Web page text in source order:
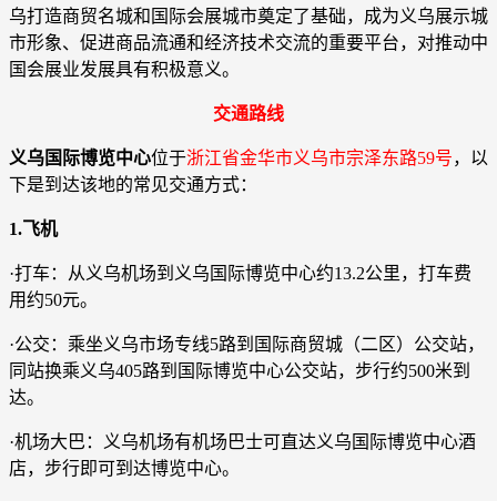
乌打造商贸名城和国际会展城市奠定了基础，成为义乌展示城
市形象、促进商品流通和经济技术交流的重要平台，对推动中
国会展业发展具有积极意义。
交通路线
义乌国际博览中心位于浙江省金华市义乌市宗泽东路59号，以
下是到达该地的常见交通方式：
1.飞机
·打车：从义乌机场到义乌国际博览中心约13.2公里，打车费
用约50元。
·公交：乘坐义乌市场专线5路到国际商贸城（二区）公交站，
同站换乘义乌405路到国际博览中心公交站，步行约500米到
达。
·机场大巴：义乌机场有机场巴士可直达义乌国际博览中心酒
店，步行即可到达博览中心。